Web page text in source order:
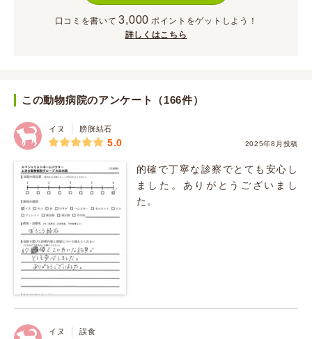
口コミを書いて 3,000 ポイント をゲットしよう！
詳しくはこちら
この動物病院のアンケート（166件）
イヌ 膀胱結石
2025年8月投稿
5.0
的確で丁寧な診察でとても安心し
ました。ありがとうございまし
た。
イヌ 誤食